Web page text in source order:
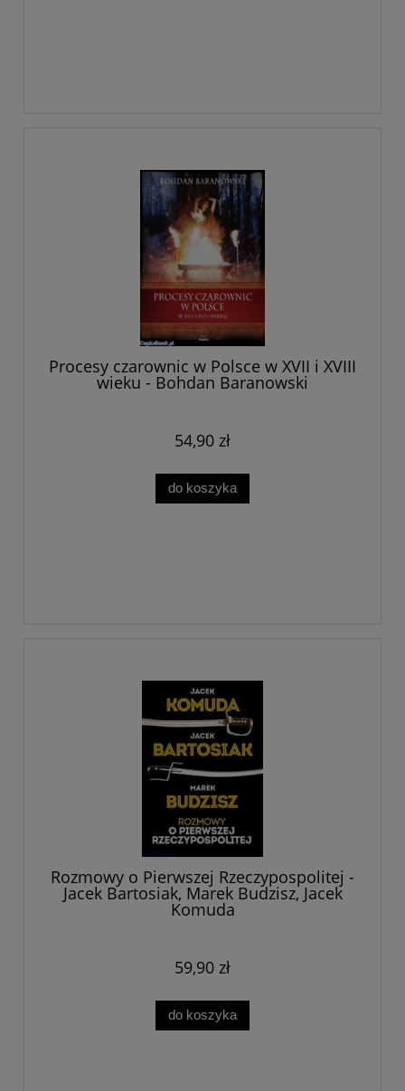
Procesy czarownic w Polsce w XVII i XVIII
wieku - Bohdan Baranowski
54,90 zł
do koszyka
Rozmowy o Pierwszej Rzeczypospolitej -
Jacek Bartosiak, Marek Budzisz, Jacek
Komuda
59,90 zł
do koszyka